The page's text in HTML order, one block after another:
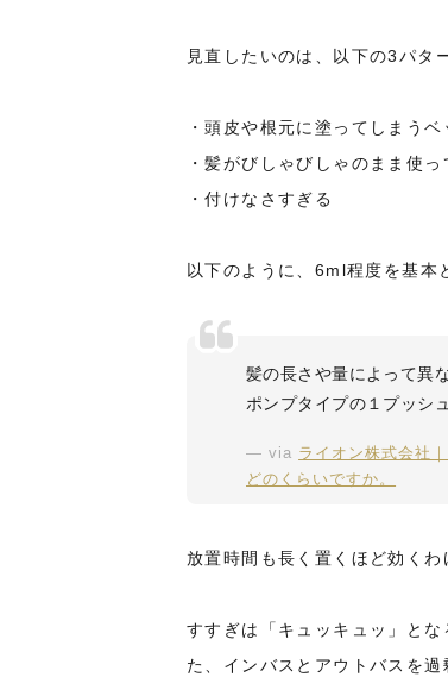
見直したいのは、以下の3パタ
・頭皮や根元に塗ってしまうベ
・髪がびしゃびしゃのまま使
・付けなさすぎる
以下のように、6ml程度を基本
髪の長さや量によって異
ポンプタイプの１プッシ
via ライオン株式会社
どのくらいですか。
放置時間も長く置くほど効く
すすぎは「キュッキュッ」と
た、インバスとアウトバスを